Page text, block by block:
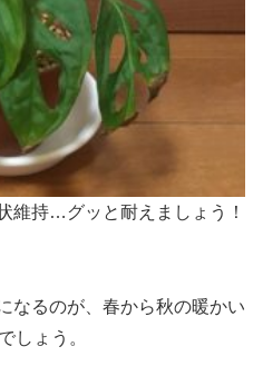
持…グッと耐えましょう！
なるのが、春から秋の暖かい
しょう。